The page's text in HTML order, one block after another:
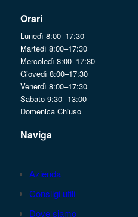
Orari
Lunedì 8:00–17:30
Martedì 8:00–17:30
Mercoledì 8:00–17:30
Giovedì 8:00–17:30
Venerdì 8:00–17:30
Sabato 9:30 –13:00
Domenica Chiuso
Naviga
Azienda
Consilgi utili
Dove siamo